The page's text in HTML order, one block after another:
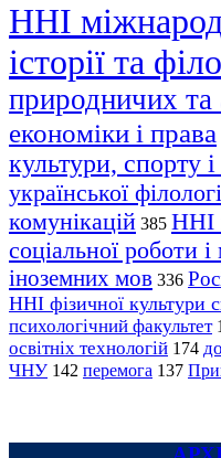
ННІ
історії та
природничих та
економіки і права
культури, спорту
української
комунікацій 385 ННІ
соціальної роботи
іноземних мов 336
ННІ фізичної культури
психологічний факультет
освітніх технологій 174
ЧНУ 142 перемога 137